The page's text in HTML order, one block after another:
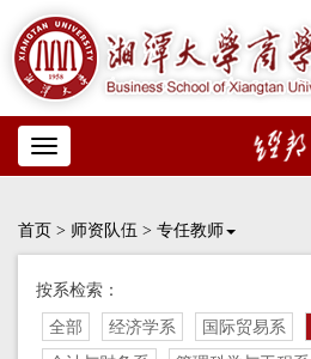
Toggle
navigation
首页 > 师资队伍 > 专任教师
按系检索：
全部 经济学系 国际贸易系